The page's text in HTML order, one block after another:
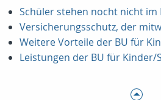
Schüler stehen nocht nicht im
Versicherungsschutz, der
Weitere Vorteile der BU für
Leistungen der BU für Kinder/